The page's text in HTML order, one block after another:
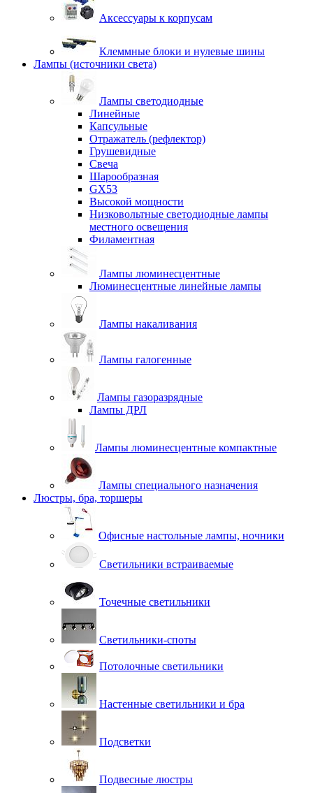
Аксессуары к корпусам
Клеммные блоки и нулевые шины
Лампы (источники света)
Лампы светодиодные
Линейные
Капсульные
Отражатель (рефлектор)
Грушевидные
Свеча
Шарообразная
GX53
Высокой мощности
Низковольтные светодиодные лампы
местного освещения
Филаментная
Лампы люминесцентные
Люминесцентные линейные лампы
Лампы накаливания
Лампы галогенные
Лампы газоразрядные
Лампы ДРЛ
Лампы люминесцентные компактные
Лампы специального назначения
Люстры, бра, торшеры
Офисные настольные лампы, ночники
Светильники встраиваемые
Точечные светильники
Светильники-споты
Потолочные светильники
Настенные светильники и бра
Подсветки
Подвесные люстры